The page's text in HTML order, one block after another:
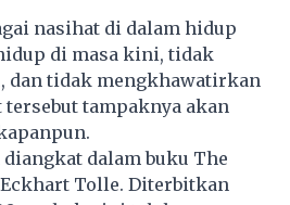
nasihat di dalam hidup
di masa kini, tidak
dan tidak mengkhawatirkan
tersebut tampaknya akan
dalam buku The
Tolle. Diterbitkan